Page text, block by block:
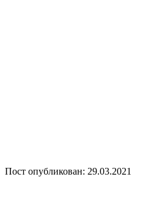
Пост опубликован: 29.03.2021